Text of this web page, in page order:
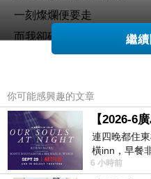
一刻燦爛便要走
而我卻確信愛是恆久
碰到了祢已無別求
不可說明的愛
千秋過後仍長存不朽
誰能受痛苦
繼
你可能感興趣的文章
連四晚都住
橫inn，早餐
看到工作人
6 小時前